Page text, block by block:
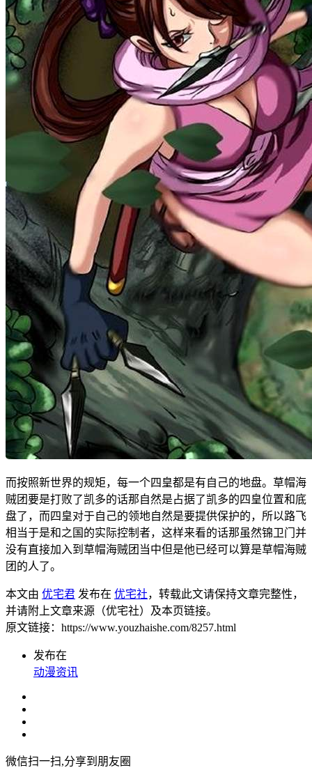
而按照新世界的规矩，每一个四皇都是有自己的地盘。草帽海
贼团要是打败了凯多的话那自然是占据了凯多的四皇位置和底
盘了，而四皇对于自己的领地自然是要提供保护的，所以路飞
相当于是和之国的实际控制者，这样来看的话那虽然锦卫门并
没有直接加入到草帽海贼团当中但是他已经可以算是草帽海贼
团的人了。
本文由 优宅君 发布在 优宅社，转载此文请保持文章完整性，
并请附上文章来源（优宅社）及本页链接。
原文链接：https://www.youzhaishe.com/8257.html
发布在
动漫资讯
微信扫一扫,分享到朋友圈